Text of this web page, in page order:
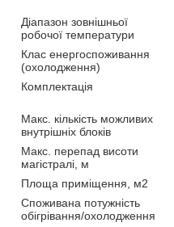
Діапазон зовнішньої
робочої температури
Клас енергоспоживання
(охолодження)
Комплектація
Макс. кількість можливих
внутрішніх блоків
Макс. перепад висоти
магістралі, м
Площа приміщення, м2
Споживана потужність
обігрівання/охолодження